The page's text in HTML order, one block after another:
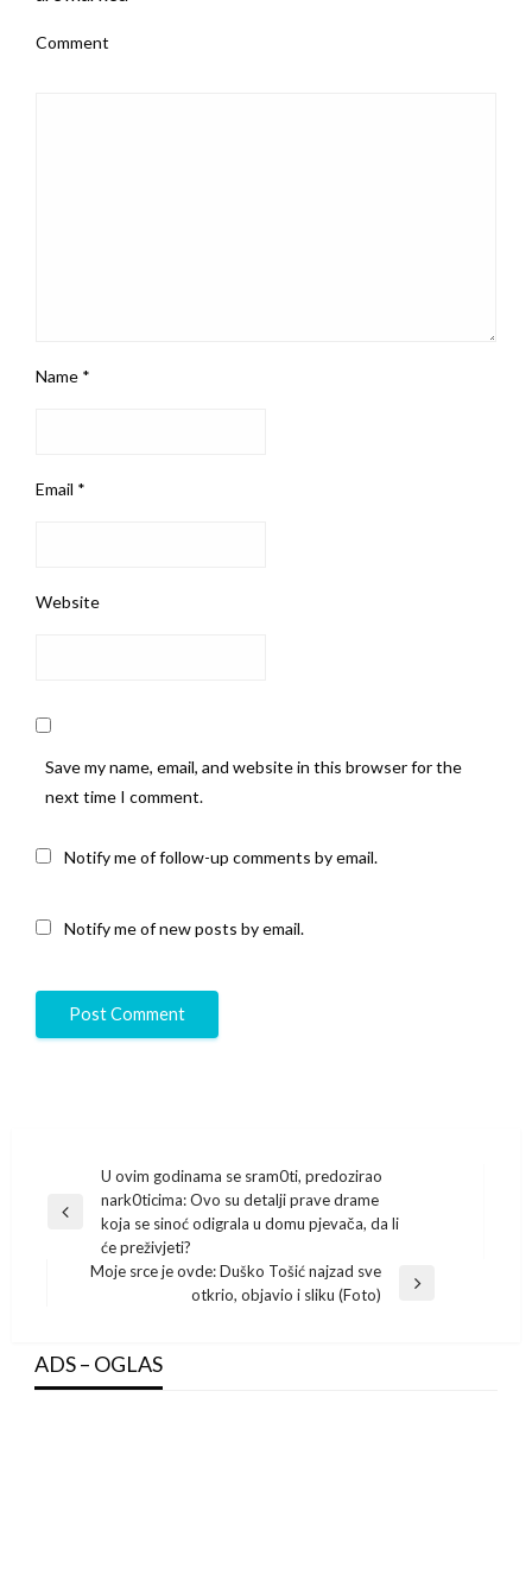
Comment
Name *
Email *
Website
Save my name, email, and website in this browser for the
next time I comment.
Notify me of follow-up comments by email.
Notify me of new posts by email.
navigation
Previous
U ovim godinama se sram0ti, predozirao
nark0ticima: Ovo su detalji prave drame
koja se sinoć odigrala u domu pjevača, da li
će preživjeti?
Moje srce je ovde: Duško Tošić najzad sve
otkrio, objavio i sliku (Foto)
ADS – OGLAS